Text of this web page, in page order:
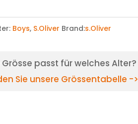
Boys, S.Oliver Brand:s.Oliver
passt für welches Alter?
Sie unsere Grössentabelle ->